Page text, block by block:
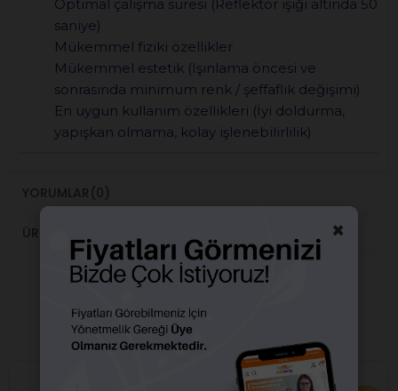
Optimal çalışma süresi (Reflektör ışığı altında 50
saniye)
Mükemmel fiziki özellikler
Mükemmel estetik (Işınlama öncesi ve
sonrasında minimum renk / şeffaflık değişimi)
En uygun kullanım özellikleri (İyi doldurma,
yapışkan olmama, kolay işlenebilirlilik)
YORUMLAR (0)
ÜRÜN ÖNERILERI
BENZER ÜRÜNLER
×